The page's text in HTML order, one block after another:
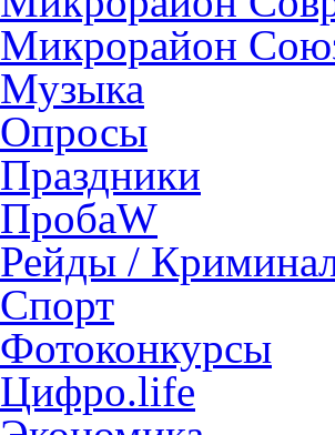
Микрорайон
Музыка
Опросы
Праздники
ПробаW
Рейды /
Спорт
Фотоконкурсы
Цифро.life